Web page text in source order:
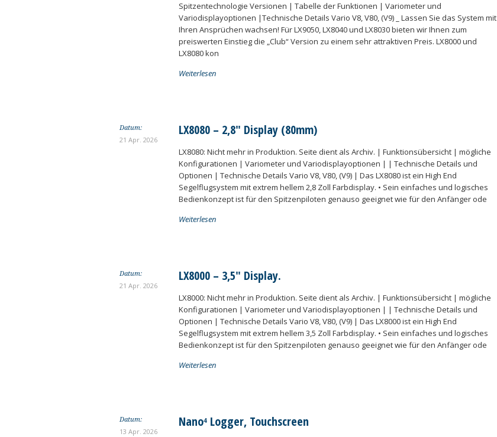
Spitzentechnologie Versionen | Tabelle der Funktionen | Variometer und
Variodisplayoptionen |Technische Details Vario V8, V80, (V9) _ Lassen Sie das System mit
Ihren Ansprüchen wachsen! Für LX9050, LX8040 und LX8030 bieten wir Ihnen zum
preiswerten Einstieg die „Club“ Version zu einem sehr attraktiven Preis. LX8000 und
LX8080 kon
Weiterlesen
Datum:
21 Apr. 2026
LX8080 – 2,8″ Display (80mm)
LX8080: Nicht mehr in Produktion. Seite dient als Archiv. | Funktionsübersicht | mögliche
Konfigurationen | Variometer und Variodisplayoptionen | | Technische Details und
Optionen | Technische Details Vario V8, V80, (V9) | Das LX8080 ist ein High End
Segelflugsystem mit extrem hellem 2,8 Zoll Farbdisplay. • Sein einfaches und logisches
Bedienkonzept ist für den Spitzenpiloten genauso geeignet wie für den Anfänger ode
Weiterlesen
Datum:
21 Apr. 2026
LX8000 – 3,5″ Display.
LX8000: Nicht mehr in Produktion. Seite dient als Archiv. | Funktionsübersicht | mögliche
Konfigurationen | Variometer und Variodisplayoptionen | | Technische Details und
Optionen | Technische Details Vario V8, V80, (V9) | Das LX8000 ist ein High End
Segelflugsystem mit extrem hellem 3,5 Zoll Farbdisplay. • Sein einfaches und logisches
Bedienkonzept ist für den Spitzenpiloten genauso geeignet wie für den Anfänger ode
Weiterlesen
Datum:
13 Apr. 2026
Nano⁴ Logger, Touchscreen